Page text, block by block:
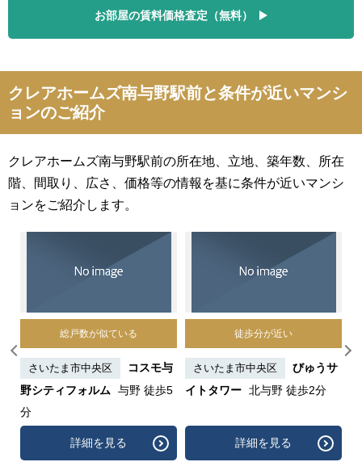
お部屋の賃料価格査定（無料）
クレアホームズ南与野駅前と条件が近いマンシ
ョンのご紹介
クレアホームズ南与野駅前の所在地、立地、築年数、所在
階、間取り、広さ、価格等の情報を基に条件が近いマンシ
ョンをご紹介します。
総戸数が似ている
さいたま市中央区
コスモ与
野シティフォルム
与野 徒歩5
分
詳細を見る
徒歩分が近い
さいたま市中央区
びゅうサ
イトタワー 北与野 徒歩2分
詳細を見る